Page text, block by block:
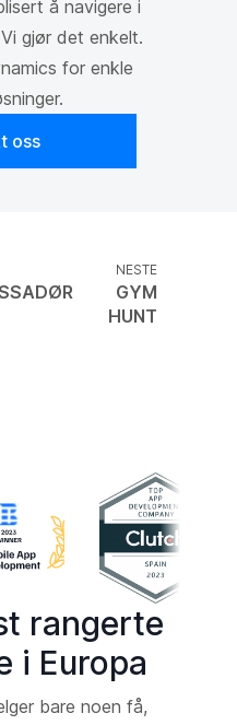
å navigere i
gjør det enkelt.
for enkle
oss
NESTE
GYM
HUNT
rangerte
i Europa
bare noen få,